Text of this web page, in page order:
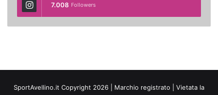
7.008 Followers
SportAvellino.it Copyright 2026 | Marchio registrato | Vietata la